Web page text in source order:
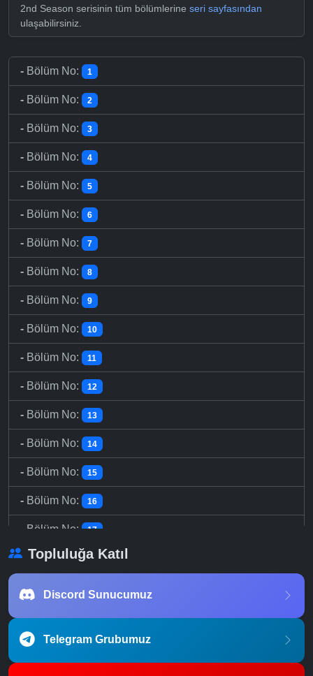
2nd Season serisinin tüm bölümlerine seri sayfasından
ulaşabilirsiniz.
- Bölüm No: 1
- Bölüm No: 2
- Bölüm No: 3
- Bölüm No: 4
- Bölüm No: 5
- Bölüm No: 6
- Bölüm No: 7
- Bölüm No: 8
- Bölüm No: 9
- Bölüm No: 10
- Bölüm No: 11
- Bölüm No: 12
- Bölüm No: 13
- Bölüm No: 14
- Bölüm No: 15
- Bölüm No: 16
Bölüm No: 17
- Bölüm No: 18
-Bölüm No:
-Bölüm No: 21
Topluluğa Katıl
Discord Sunucumuz
Telegram Grubumuz